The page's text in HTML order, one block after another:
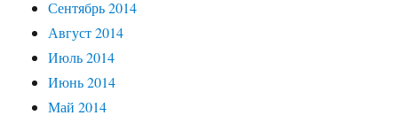
Сентябрь 2014
Август 2014
Июль 2014
Июнь 2014
Май 2014